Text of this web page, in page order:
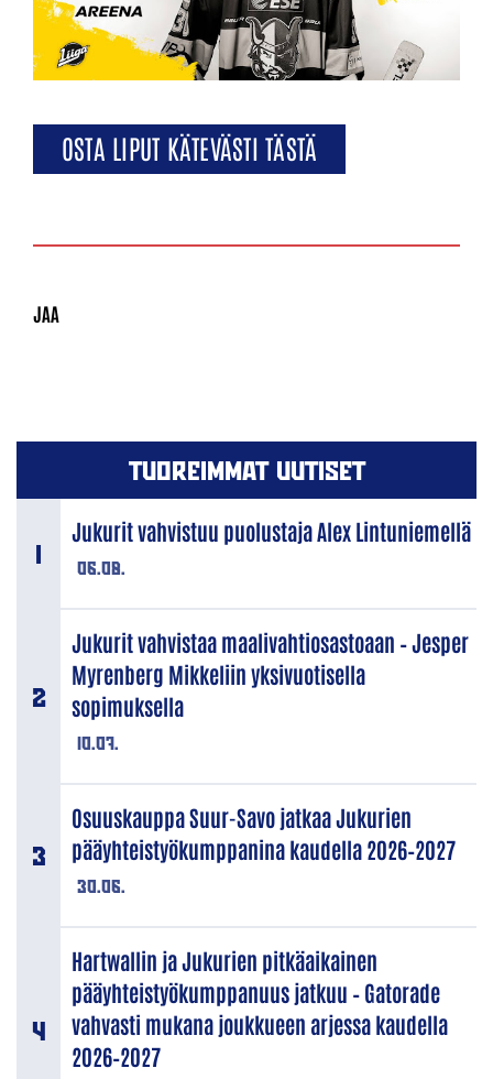
OSTA LIPUT KÄTEVÄSTI TÄSTÄ
TUOREIMMAT UUTISET
06.08.
Jukurit vahvistuu puolustaja Alex Lintuniemellä
10.07.
Jukurit vahvistaa maalivahtiosastoaan – Jesper
Myrenberg Mikkeliin yksivuotisella
sopimuksella
30.06.
Osuuskauppa Suur-Savo jatkaa Jukurien
pääyhteistyökumppanina kaudella 2026–2027
Hartwallin ja Jukurien pitkäaikainen
pääyhteistyökumppanuus jatkuu – Gatorade
vahvasti mukana joukkueen arjessa kaudella
2026–2027